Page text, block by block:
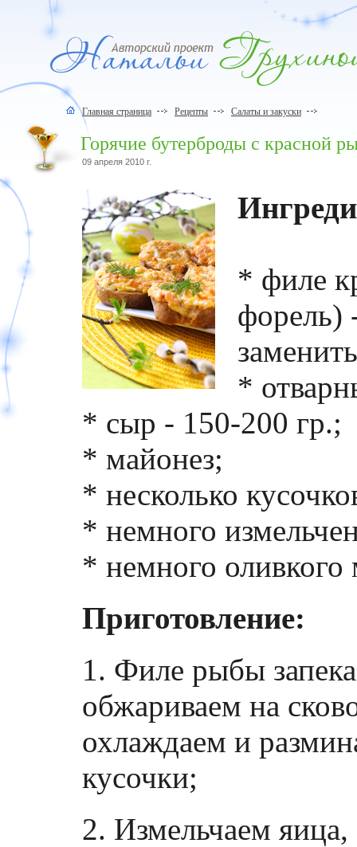
Главная страница Рецепты Салаты и закуски
Горячие бутерброды с красной
09 апреля 2010 г.
* филе
форель)
*
* сыр - 150-200 гр.;
* майонез;
* несколько
* немного
* немного оливкого
Приготовление:
1. Филе рыбы
обжариваем на
охлаждаем и
кусочки;
2. Измельчаем